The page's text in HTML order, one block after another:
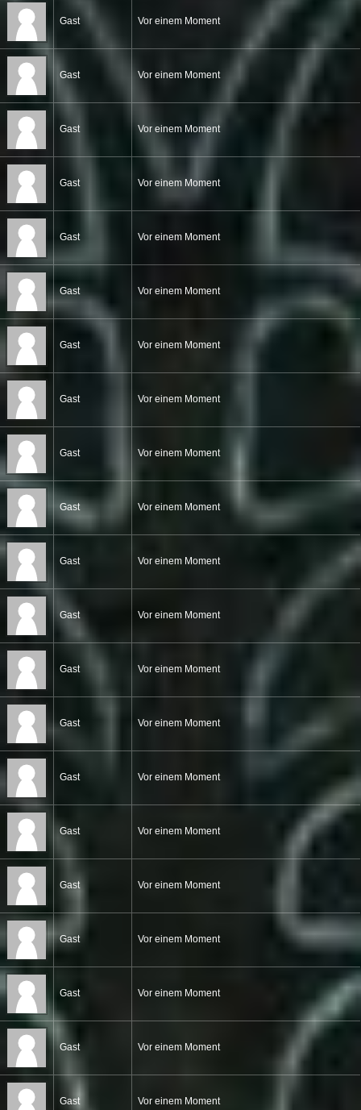
Gast Vor einem Moment
Gast Vor einem Moment
Gast Vor einem Moment
Gast Vor einem Moment
Gast Vor einem Moment
Gast Vor einem Moment
Gast Vor einem Moment
Gast Vor einem Moment
Gast Vor einem Moment
Gast Vor einem Moment
Gast Vor einem Moment
Gast Vor einem Moment
Gast Vor einem Moment
Gast Vor einem Moment
Gast Vor einem Moment
Gast Vor einem Moment
Gast Vor einem Moment
Gast Vor einem Moment
Gast Vor einem Moment
Gast Vor einem Moment
Gast Vor einem Moment